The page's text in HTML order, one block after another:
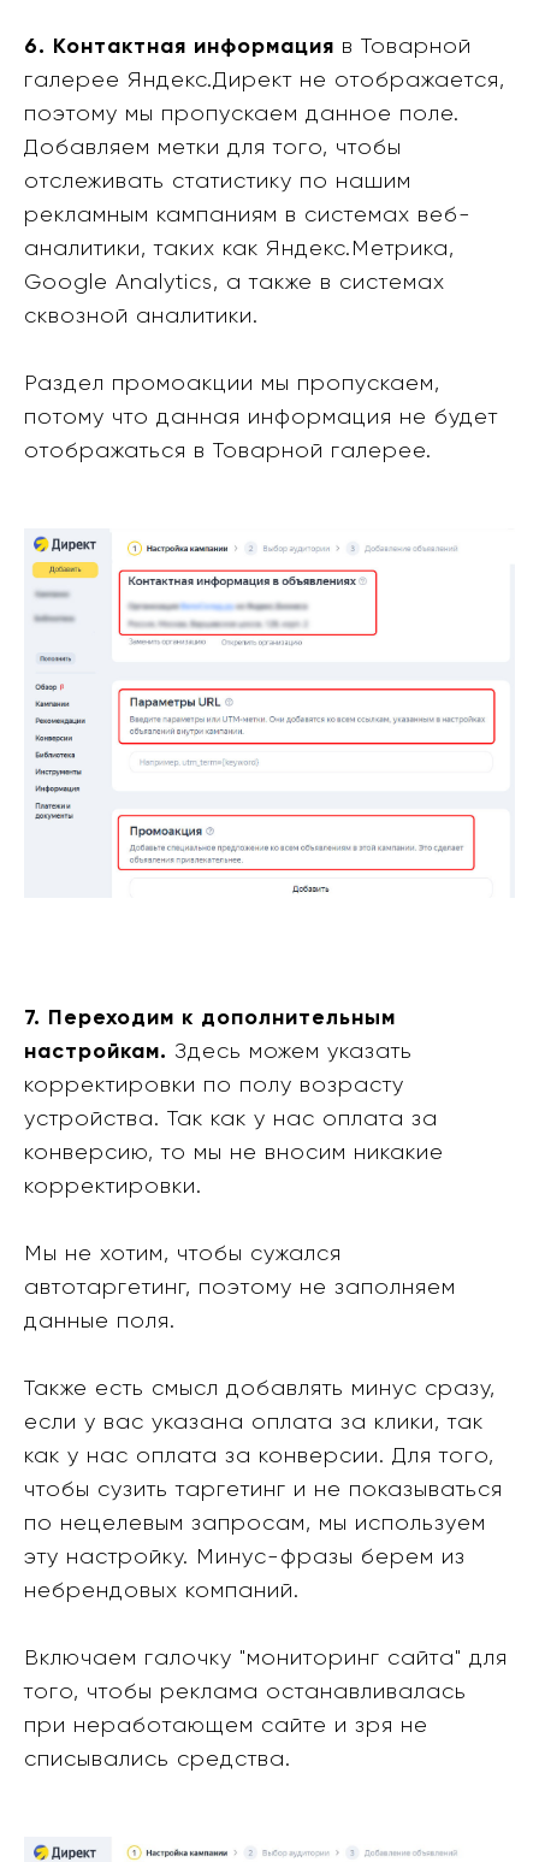
6. Контактная информация в Товарной
галерее Яндекс.Директ не отображается,
поэтому мы пропускаем данное поле.
Добавляем метки для того, чтобы
отслеживать статистику по нашим
рекламным кампаниям в системах веб-
аналитики, таких как Яндекс.Метрика,
Google Analytics, а также в системах
сквозной аналитики.
Раздел промоакции мы пропускаем,
потому что данная информация не будет
отображаться в Товарной галерее.
7. Переходим к дополнительным
настройкам. Здесь можем указать
корректировки по полу возрасту
устройства. Так как у нас оплата за
конверсию, то мы не вносим никакие
корректировки.
Мы не хотим, чтобы сужался
автотаргетинг, поэтому не заполняем
данные поля.
Также есть смысл добавлять минус сразу,
если у вас указана оплата за клики, так
как у нас оплата за конверсии. Для того,
чтобы сузить таргетинг и не показываться
по нецелевым запросам, мы используем
эту настройку. Минус-фразы берем из
небрендовых компаний.
Включаем галочку "мониторинг сайта" для
того, чтобы реклама останавливалась
при неработающем сайте и зря не
списывались средства.